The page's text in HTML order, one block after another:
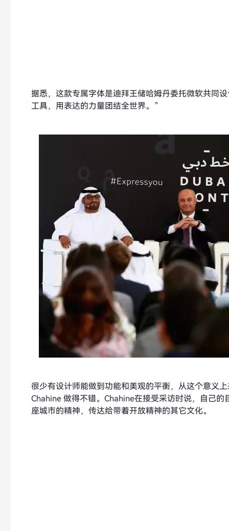
据悉，这款专属字体是迪拜王储哈姆丹委托微软共同
工具，用表达的力量团结全世界。”
很少有设计师能做到功能和美观的平衡，从这个意义
Chahine 做得不错。Chahine在接受采访时说，自己
座城市的精神，传达给带着开放精神的其它文化。